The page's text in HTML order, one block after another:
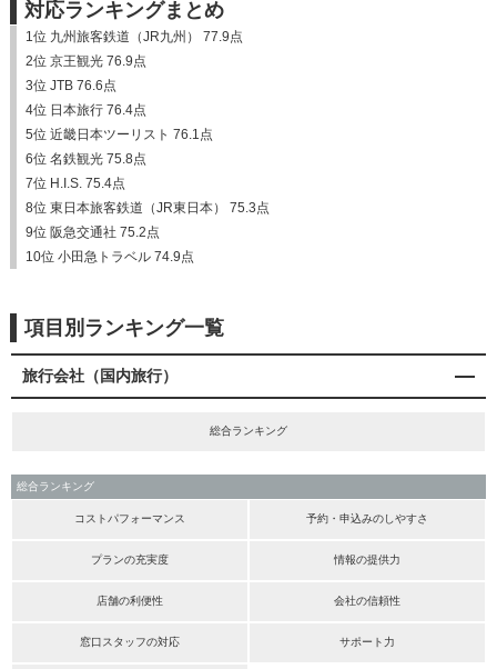
対応ランキングまとめ
1位 九州旅客鉄道（JR九州） 77.9点
2位 京王観光 76.9点
3位 JTB 76.6点
4位 日本旅行 76.4点
5位 近畿日本ツーリスト 76.1点
6位 名鉄観光 75.8点
7位 H.I.S. 75.4点
8位 東日本旅客鉄道（JR東日本） 75.3点
9位 阪急交通社 75.2点
10位 小田急トラベル 74.9点
項目別ランキング一覧
旅行会社（国内旅行）
総合ランキング
総合ランキング
コストパフォーマンス 予約・申込みのしやすさ
プランの充実度 情報の提供力
店舗の利便性 会社の信頼性
窓口スタッフの対応 サポート力